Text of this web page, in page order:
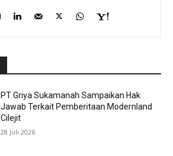
PT Griya Sukamanah Sampaikan Hak
Jawab Terkait Pemberitaan Modernland
Cilejit
28 Juli 2026